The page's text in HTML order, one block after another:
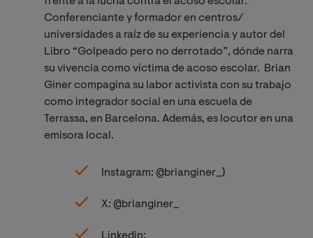
Conferenciante y formador en centros/
universidades a raíz de su experiencia y autor del
Libro “Golpeado pero no derrotado”, dónde narra
su vivencia como víctima de acoso escolar. Brian
Giner compagina su labor activista con su trabajo
como integrador social en una escuela de
Terrassa, en Barcelona. Además, es locutor en una
emisora local.
Instagram: @brianginer_)
X: @brianginer_
Linkedin: